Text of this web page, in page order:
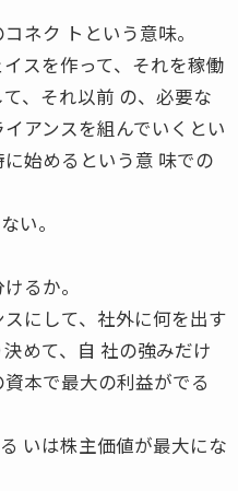
ネク トという意味。
スを作って、それを稼働
、それ以前 の、必要な
アンスを組んでいくとい
始めるという意 味での
い。
るか。
にして、社外に何を出す
めて、自 社の強みだけ
本で最大の利益がでる
いは株主価値が最大にな